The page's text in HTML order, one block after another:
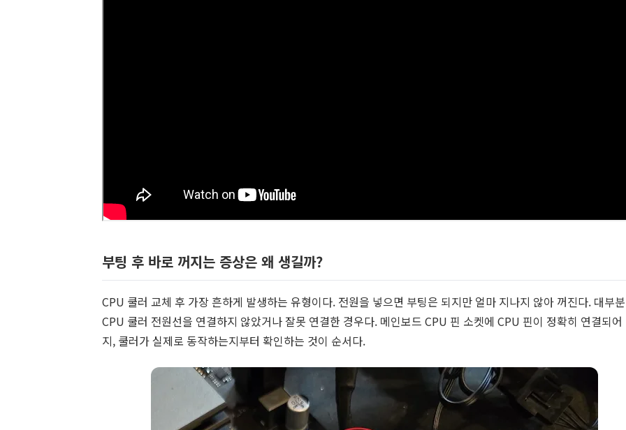
부팅 후 바로 꺼지는 증상은 왜 생길까?
CPU 쿨러 교체 후 가장 흔하게 발생하는 유형이다. 전원을 넣으면 부팅은 되지만 얼마 지나지 않아 꺼진다. 대부분
CPU 쿨러 전원선을 연결하지 않았거나 잘못 연결한 경우다. 메인보드 CPU 핀 소켓에 CPU 핀이 정확히 연결되어
지, 쿨러가 실제로 동작하는지부터 확인하는 것이 순서다.